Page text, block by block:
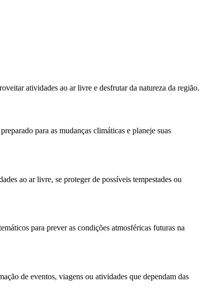
atividades ao ar livre e desfrutar da natureza da região.
para as mudanças climáticas e planeje suas
ao ar livre, se proteger de possíveis tempestades ou
para prever as condições atmosféricas futuras na
de eventos, viagens ou atividades que dependam das